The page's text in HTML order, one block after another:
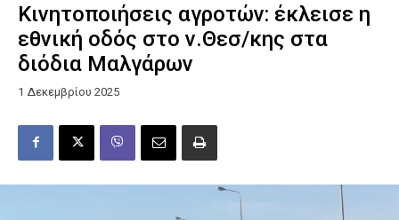
Κινητοποιήσεις αγροτών: έκλεισε η
εθνική οδός στο ν.Θεσ/κης στα
διόδια Μαλγάρων
1 Δεκεμβρίου 2025